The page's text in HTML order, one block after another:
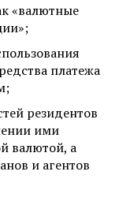
«валютные
платежа
резидентов
ими
валютой, а
и агентов